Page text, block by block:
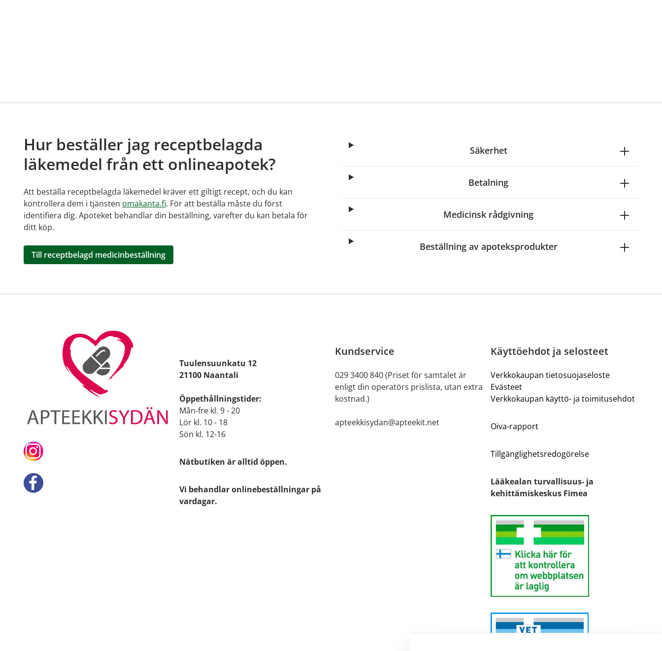
Hur beställer jag receptbelagda
läkemedel från ett onlineapotek?
Att beställa receptbelagda läkemedel kräver ett giltigt recept, och du kan
kontrollera dem i tjänsten omakanta.fi. För att beställa måste du först
identifiera dig. Apoteket behandlar din beställning, varefter du kan betala för
ditt köp.
Till receptbelagd medicinbeställning
Säkerhet
Betalning
Medicinsk rådgivning
Beställning av apoteksprodukter
Tuulensuunkatu 12
21100 Naantali
Öppethållningstider:
Mån-fre kl. 9 - 20
Lör kl. 10 - 18
Sön kl. 12-16
Nätbutiken är alltid öppen.
Vi behandlar onlinebeställningar på
vardagar.
Kundservice
029 3400 840 (Priset för samtalet är
enligt din operatörs prislista, utan extra
kostnad.)
apteekkisydan@apteekit.net
Käyttöehdot ja selosteet
Verkkokaupan tietosuojaseloste
Evästeet
Verkkokaupan käyttö- ja toimitusehdot
Oiva-rapport
Tillgänglighetsredogörelse
Lääkealan turvallisuus- ja
kehittämiskeskus Fimea